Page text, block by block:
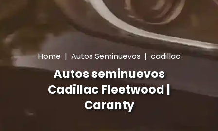
Home | Autos Seminuevos | cadillac
Autos seminuevos
Cadillac Fleetwood |
Caranty